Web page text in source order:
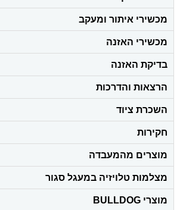
מכשירי איתור ומעקב
מכשירי האזנה
בדיקת האזנה
הרצאות והדרכות
השכרת ציוד
חקירות
מוצרים מהמעבדה
מצלמות טלויזיה במעגל סגור
מוצרי BULLDOG